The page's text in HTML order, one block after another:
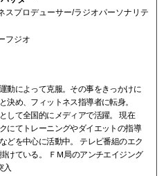
スプロデューサー/ラジオパーソナリテ
フジオ
動によって克服。その事をきっかけに
決め、フィットネス指導者に転身。
して全国的にメディアで活躍。 現在
にてトレーニングやダイエットの指導
どを中心に活動中。 テレビ番組のエク
けている。 ＦＭ局のアンチエイジング
入